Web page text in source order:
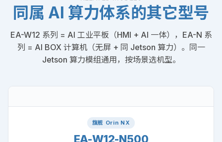
同属 AI 算力体系的其它型号
EA-W12 系列 = AI 工业平板（HMI + AI 一体），EA-N 系
列 = AI BOX 计算机（无屏 + 同 Jetson 算力）。同一
Jetson 算力模组通用，按场景选机型。